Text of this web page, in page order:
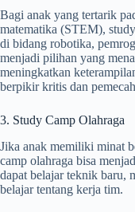
Bagi anak yang tertarik
matematika (STEM),
di bidang robotika,
menjadi pilihan yang
meningkatkan
berpikir kritis dan
3. Study Camp Olahraga
Jika anak memiliki minat
camp olahraga bisa
dapat belajar teknik baru,
belajar tentang kerja tim.